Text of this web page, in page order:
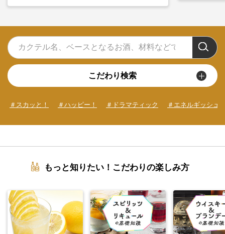
こだわり検索
＃スカッと！ ＃ハッピー！ ＃ドラマティック ＃エネルギッシュ
もっと知りたい！こだわりの楽しみ方